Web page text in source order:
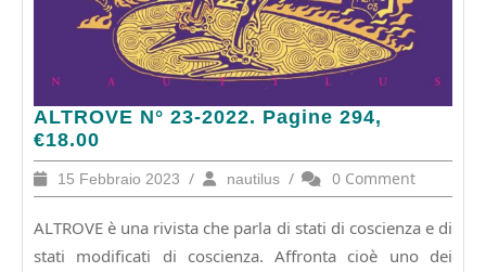
ALTROVE N° 23-2022. Pagine 294,
€18.00
ALTROVE
N°
23-
2022.
294,
€18.00
15 Febbraio 2023 15
Febbraio
2023
/ nautilusnautilus
/ 0 Comment
ALTROVE è una rivista che parla di stati di coscienza e di
stati modificati di coscienza. Affronta cioè uno dei